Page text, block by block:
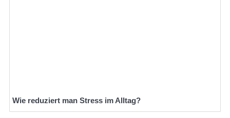
Wie reduziert man Stress im Alltag?